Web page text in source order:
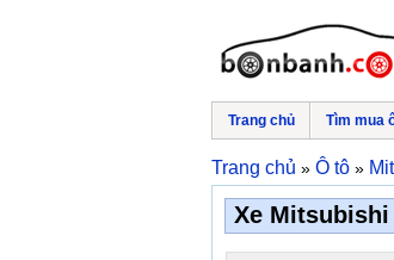
Trang chủ Tìm mua
Trang chủ » Ô tô »
Xe Mitsubishi